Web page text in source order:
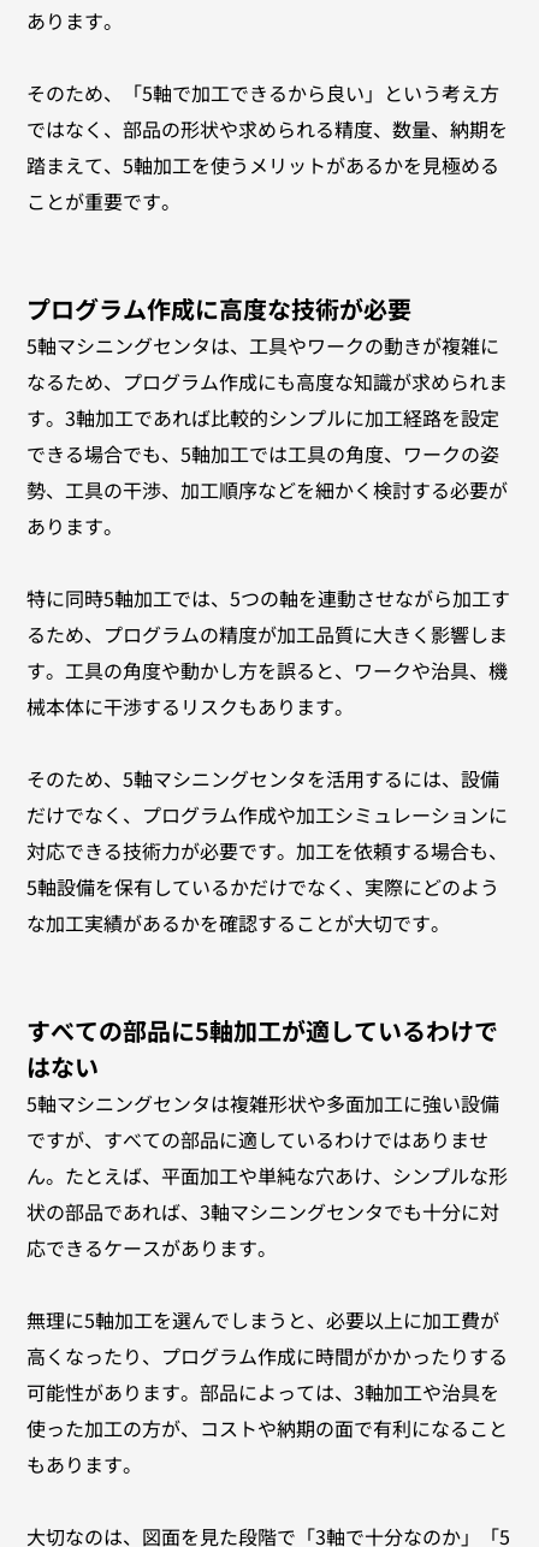
あります。
そのため、「5軸で加工できるから良い」という考え方
ではなく、部品の形状や求められる精度、数量、納期を
踏まえて、5軸加工を使うメリットがあるかを見極める
ことが重要です。
プログラム作成に高度な技術が必要
5軸マシニングセンタは、工具やワークの動きが複雑に
なるため、プログラム作成にも高度な知識が求められま
す。3軸加工であれば比較的シンプルに加工経路を設定
できる場合でも、5軸加工では工具の角度、ワークの姿
勢、工具の干渉、加工順序などを細かく検討する必要が
あります。
特に同時5軸加工では、5つの軸を連動させながら加工す
るため、プログラムの精度が加工品質に大きく影響しま
す。工具の角度や動かし方を誤ると、ワークや治具、機
械本体に干渉するリスクもあります。
そのため、5軸マシニングセンタを活用するには、設備
だけでなく、プログラム作成や加工シミュレーションに
対応できる技術力が必要です。加工を依頼する場合も、
5軸設備を保有しているかだけでなく、実際にどのよう
な加工実績があるかを確認することが大切です。
すべての部品に5軸加工が適しているわけで
はない
5軸マシニングセンタは複雑形状や多面加工に強い設備
ですが、すべての部品に適しているわけではありませ
ん。たとえば、平面加工や単純な穴あけ、シンプルな形
状の部品であれば、3軸マシニングセンタでも十分に対
応できるケースがあります。
無理に5軸加工を選んでしまうと、必要以上に加工費が
高くなったり、プログラム作成に時間がかかったりする
可能性があります。部品によっては、3軸加工や治具を
使った加工の方が、コストや納期の面で有利になること
もあります。
大切なのは、図面を見た段階で「3軸で十分なのか」「5